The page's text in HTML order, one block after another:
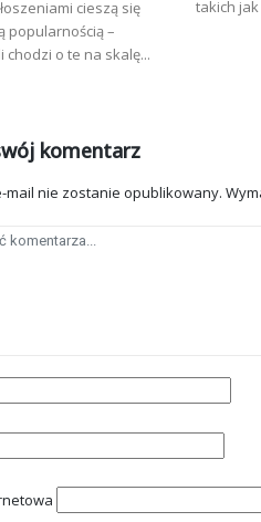
cieszą się
popularnością –
chodzi o te na skalę...
takich
komentarz
mail nie zostanie opublikowany.